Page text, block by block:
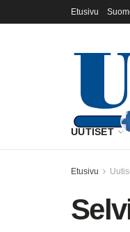
Etusivu
UUTISET
Etusivu